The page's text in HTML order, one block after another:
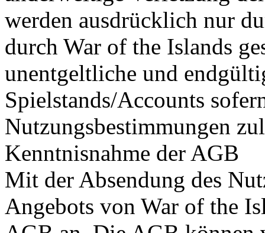
werden ausdrücklich nur
durch War of the Islands
unentgeltliche und
Spielstands/Accounts
Nutzungsbestimmungen
Kenntnisnahme der AGB
Mit der Absendung des
Angebots von War of the